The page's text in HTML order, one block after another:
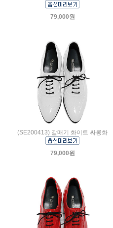
79,000원
(SE200413) 갈매기 화이트 싸롱화
79,000원